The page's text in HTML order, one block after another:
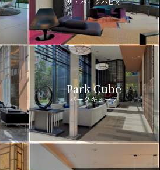
Park Cube
パークキューブ